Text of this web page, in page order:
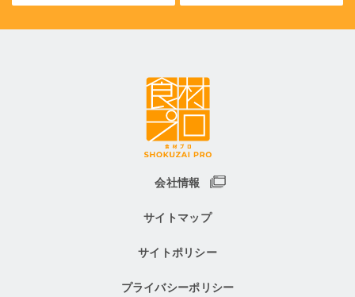
会社情報
サイトマップ
サイトポリシー
プライバシーポリシー